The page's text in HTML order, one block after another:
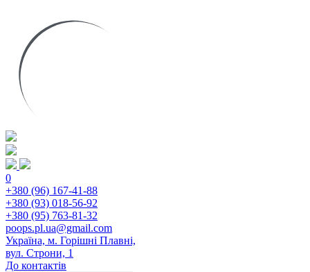
0
+380 (96) 167-41-88
+380 (93) 018-56-92
+380 (95) 763-81-32
poops.pl.ua@gmail.com
Україна, м. Горішні Плавні,
вул. Строни, 1
До контактів